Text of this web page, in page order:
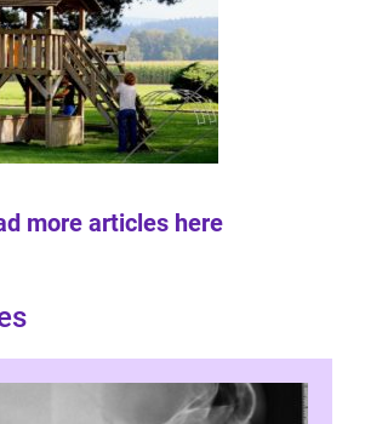
more articles here